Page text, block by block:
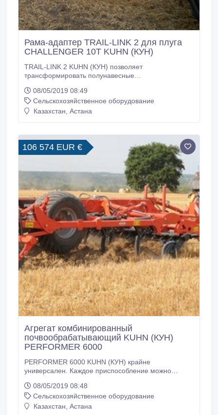
Рама-адаптер TRAIL-LINK 2 для плуга
CHALLENGER 10T KUHN (КУН)
TRAIL-LINK 2 KUHN (КУН) позволяет
трансформировать полунавесные
устройства с тракторами, не имеющими задней 3-х
точечной навески. Для улучшения балансировки во
время передвижения тележка оснащена очень
часть на колесную ось трактора.
08/05/2019 08:49
Сельскохозяйственное оборудование
Казахстан, Астана
106 574 EUR €
Агрегат комбинированный
почвообрабатывающий KUHN (КУН)
PERFORMER 6000
PERFORMER 6000 KUHN (КУН) крайне
универсален. Каждое приспособление можно
как Optimer+ или только стойки, как Cultimer L.
Изнашиваемые детали также могут быть
установлены на стойки, тем самым вы можете
08/05/2019 08:48
Сельскохозяйственное оборудование
Казахстан, Астана